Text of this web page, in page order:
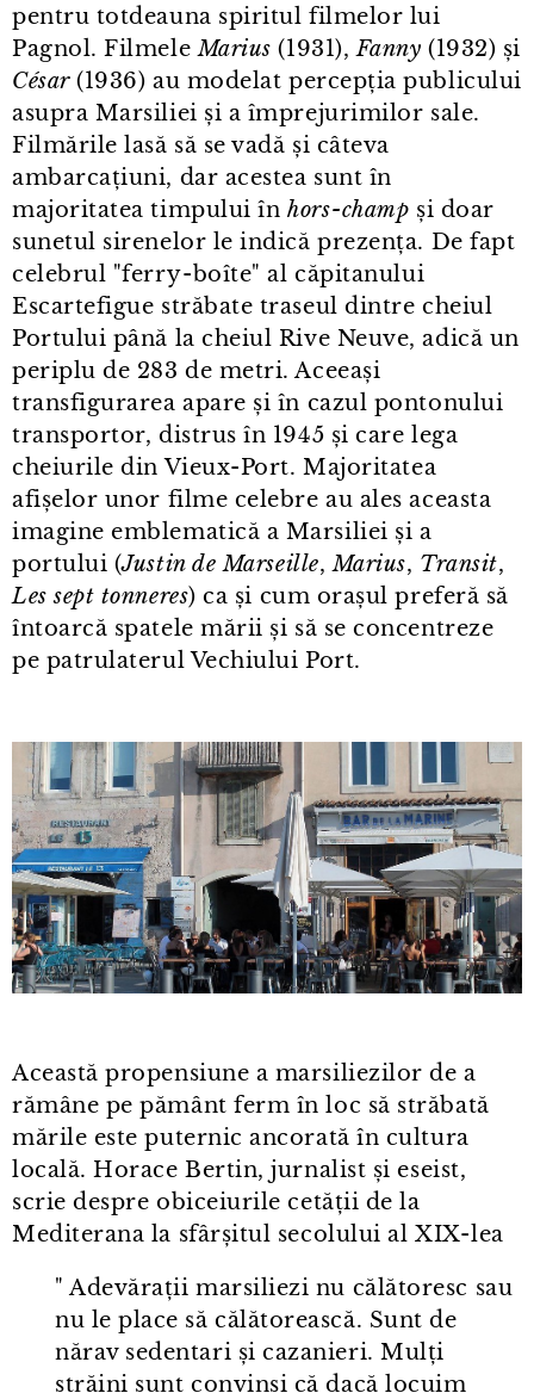
pentru totdeauna spiritul filmelor lui
Pagnol. FilmeleMarius (1931),Fanny (1932) și
César(1936) au modelat percepția publicului
asupra Marsiliei și a împrejurimilor sale.
Filmările lasă să se vadă și câteva
ambarcațiuni, dar acestea sunt în
majoritatea timpului în hors⁠-⁠champ și doar
sunetul sirenelor le indică prezența. De fapt
celebrul "ferry⁠-⁠boîte" al căpitanului
Escartefigue străbate traseul dintre cheiul
Portului până la cheiul Rive Neuve, adică un
periplu de 283 de metri. Aceeași
transfigurarea apare și în cazul pontonului
transportor, distrus în 1945 și care lega
cheiurile din Vieux⁠-⁠Port. Majoritatea
afișelor unor filme celebre au ales aceasta
imagine emblematică a Marsiliei și a
portului (Justin de Marseille,Marius, Transit,
Les sept tonneres) ca și cum orașul preferă să
întoarcă spatele mării și să se concentreze
pe patrulaterul Vechiului Port.
Această propensiune a marsiliezilor de a
rămâne pe pământ ferm în loc să străbată
mările este puternic ancorată în cultura
locală. Horace Bertin, jurnalist și eseist,
scrie despre obiceiurile cetății de la
Mediterana la sfârșitul secolului al XIX⁠-⁠lea
" Adevărații marsiliezi nu călătoresc sau
nu le place să călătorească. Sunt de
nărav sedentari și cazanieri. Mulți
străini sunt convinși că dacă locuim